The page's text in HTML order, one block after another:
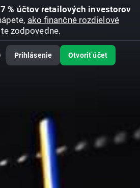
% účtov retailových investorov
ako finančné rozdielové
zodpovedne.
Prihlásenie Otvoriť účet